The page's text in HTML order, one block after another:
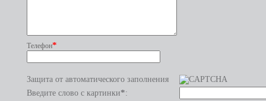
Телефон*
Защита от автоматического заполнения
Введите слово с картинки*: